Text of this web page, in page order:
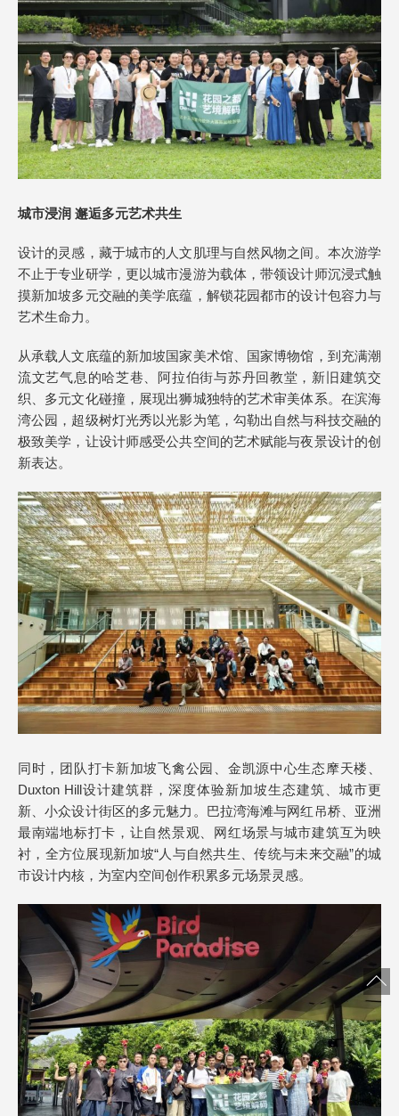
城市浸润 邂逅多元艺术共生
设计的灵感，藏于城市的人文肌理与自然风物之间。本次游学
不止于专业研学，更以城市漫游为载体，带领设计师沉浸式触
摸新加坡多元交融的美学底蕴，解锁花园都市的设计包容力与
艺术生命力。
从承载人文底蕴的新加坡国家美术馆、国家博物馆，到充满潮
流文艺气息的哈芝巷、阿拉伯街与苏丹回教堂，新旧建筑交
织、多元文化碰撞，展现出狮城独特的艺术审美体系。在滨海
湾公园，超级树灯光秀以光影为笔，勾勒出自然与科技交融的
极致美学，让设计师感受公共空间的艺术赋能与夜景设计的创
新表达。
同时，团队打卡新加坡飞禽公园、金凯源中心生态摩天楼、
Duxton Hill设计建筑群，深度体验新加坡生态建筑、城市更
新、小众设计街区的多元魅力。巴拉湾海滩与网红吊桥、亚洲
最南端地标打卡，让自然景观、网红场景与城市建筑互为映
衬，全方位展现新加坡“人与自然共生、传统与未来交融”的城
市设计内核，为室内空间创作积累多元场景灵感。